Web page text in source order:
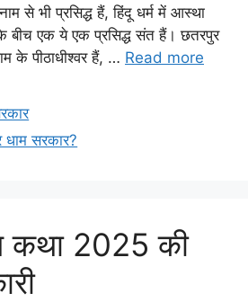
से भी प्रसिद्ध हैं, हिंदू धर्म में आस्था
बीच एक ये एक प्रसिद्ध संत हैं। छतरपुर
के पीठाधीश्वर हैं, … Read more
धाम सरकार?
कथा 2025 की